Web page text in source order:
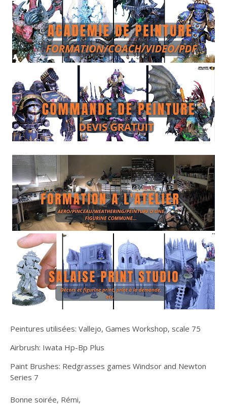
Peintures utilisées: Vallejo, Games Workshop, scale 75
Airbrush: Iwata Hp-Bp Plus
Paint Brushes: Redgrasses games Windsor and Newton
Series 7
Bonne soirée, Rémi,